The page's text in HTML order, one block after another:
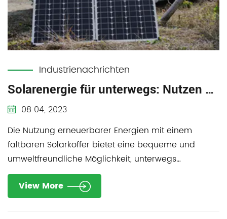
Industrienachrichten
Solarenergie für unterwegs: Nutzen Sie erneuerbare Energien mit einem faltbaren Solarkoffer
08 04, 2023
Die Nutzung erneuerbarer Energien mit einem
faltbaren Solarkoffer bietet eine bequeme und
umweltfreundliche Möglichkeit, unterwegs
Solarenergie ...
View More